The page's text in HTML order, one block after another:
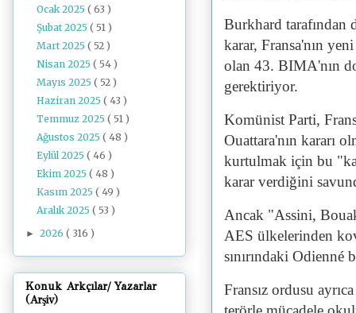
Burkhard tarafından
karar, Fransa'nın
olan 43. BIMA'nın
gerektiriyor.
Komünist Parti,
Ouattara'nın kararı
kurtulmak için bu
karar verdiğini
Ancak "Assini,
AES ülkelerinden
sınırındaki
Fransız ordusu
Ocak 2025( 63 )
Şubat 2025( 51 )
Mart 2025( 52 )
Nisan 2025( 54 )
Mayıs 2025( 52 )
Haziran 2025( 43 )
Temmuz 2025( 51 )
Ağustos 2025( 48 )
Eylül 2025( 46 )
Ekim 2025( 48 )
Kasım 2025( 49 )
Aralık 2025( 53 )
► 2026 ( 316 )
Konuk Arkçılar/ Yazarlar
(Arşiv)